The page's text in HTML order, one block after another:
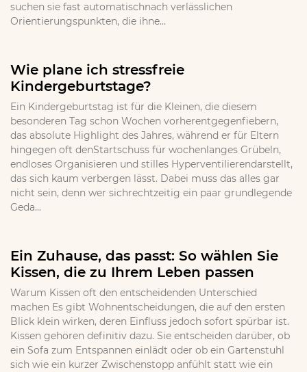
suchen sie fast automatischnach verlässlichen
Orientierungspunkten, die ihne...
Wie plane ich stressfreie
Kindergeburtstage?
Ein Kindergeburtstag ist für die Kleinen, die diesem
besonderen Tag schon Wochen vorherentgegenfiebern,
das absolute Highlight des Jahres, während er für Eltern
hingegen oft denStartschuss für wochenlanges Grübeln,
endloses Organisieren und stilles Hyperventilierendarstellt,
das sich kaum verbergen lässt. Dabei muss das alles gar
nicht sein, denn wer sichrechtzeitig ein paar grundlegende
Geda...
Ein Zuhause, das passt: So wählen Sie
Kissen, die zu Ihrem Leben passen
Warum Kissen oft den entscheidenden Unterschied
machen Es gibt Wohnentscheidungen, die auf den ersten
Blick klein wirken, deren Einfluss jedoch sofort spürbar ist.
Kissen gehören definitiv dazu. Sie entscheiden darüber, ob
ein Sofa zum Entspannen einlädt oder ob ein Gartenstuhl
sich wie ein kurzer Zwischenstopp anfühlt statt wie ein